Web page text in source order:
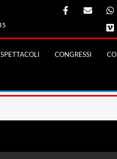
SPETTACOLI CONGRESSI